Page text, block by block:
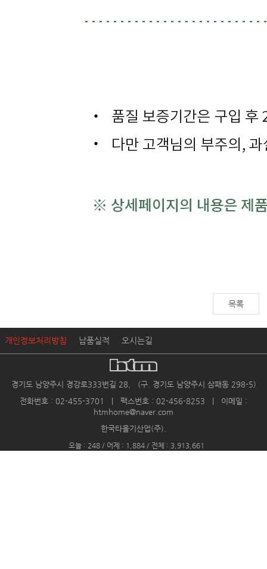
목록
개인정보처리방침 납품실적 오시는길
경기도 남양주시 경강로333번길 28, (구. 경기도 남양주시 삼패동 298-5)
전화번호 : 02-455-3701 | 팩스번호 : 02-456-8253 | 이메일 :
htmhome@naver.com
한국타올기산업(주).
오늘 : 248 / 어제 : 1,884 / 전체 : 3,913,661